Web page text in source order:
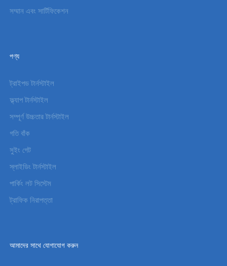
সম্মান এবং সার্টিফিকেশন
পণ্য
ট্রাইপড টার্নস্টাইল
ফ্ল্যাপ টার্নস্টাইল
সম্পূর্ণ উচ্চতার টার্নস্টাইল
গতি বাঁক
সুইং গেট
স্লাইডিং টার্নস্টাইল
পার্কিং লট সিস্টেম
ট্রাফিক নিরাপত্তা
আমাদের সাথে যোগাযোগ করুন